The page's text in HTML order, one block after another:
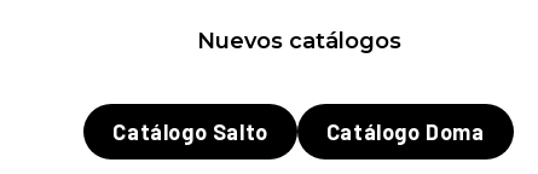
su potencia, su flexibilidad y su extraordinaria facilidad que lo
de su producción es unánimemente reconocida y muy apreciada.
fértil como él.
Nuevos catálogos
Catálogo Salto Catálogo Doma